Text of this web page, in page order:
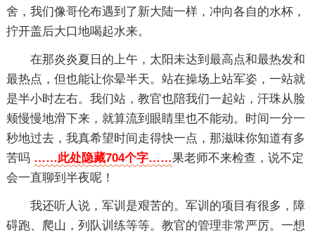
舍，我们像哥伦布遇到了新大陆一样，冲向各自的水杯，
拧开盖后大口地喝起水来。
在那炎炎夏日的上午，太阳未达到最高点和最热发和
最热点，但也能让你晕半天。站在操场上站军姿，一站就
是半小时左右。我们站，教官也陪我们一起站，汗珠从脸
颊慢慢地滑下来，就算流到眼睛里也不能动。时间一分一
秒地过去，我真希望时间走得快一点，那滋味你知道有多
苦吗 ……此处隐藏704个字……果老师不来检查，说不定
会一直聊到半夜呢！
我还听人说，军训是艰苦的。军训的项目有很多，障
碍跑、爬山，列队训练等等。教官的管理非常严厉。一想